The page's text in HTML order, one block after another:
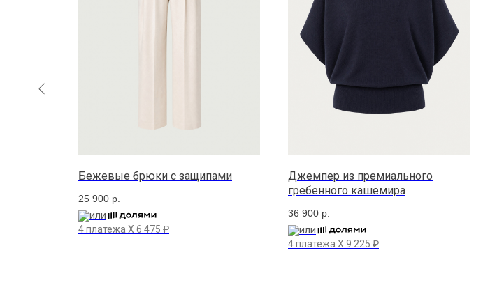
Бежевые брюки с защипами
25 900 р.
или
4 платежа X 6 475 ₽
Джемпер из премиального
гребенного кашемира
36 900 р.
или
4 платежа X 9 225 ₽